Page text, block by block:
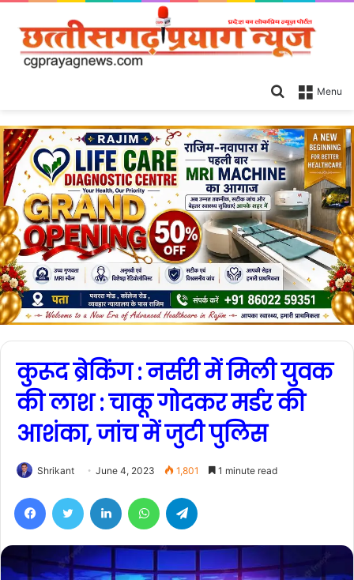
Menu
Search
कुरूद ब्रेकिंग : नर्सरी में मिली युवक
की लाश : चाकू गोदकर मर्डर की
आशंका, जांच में जुटी पुलिस
Shrikant June 4, 2023 1,801 1 minute read